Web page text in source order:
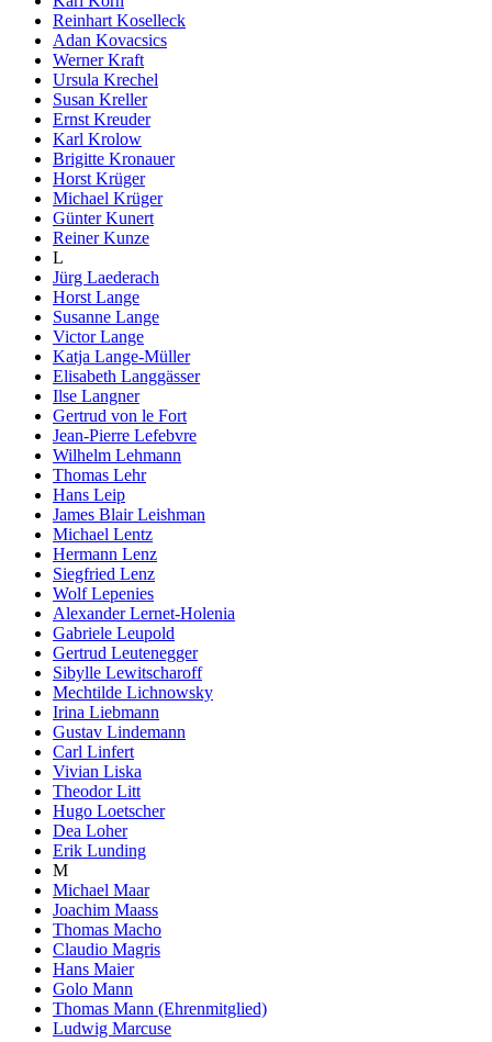
Reinhart Koselleck
Adan Kovacsics
Werner Kraft
Ursula Krechel
Susan Kreller
Ernst Kreuder
Karl Krolow
Brigitte Kronauer
Horst Krüger
Michael Krüger
Günter Kunert
Reiner Kunze
L
Jürg Laederach
Horst Lange
Susanne Lange
Victor Lange
Katja Lange-Müller
Elisabeth Langgässer
Ilse Langner
Gertrud von le Fort
Jean-Pierre Lefebvre
Wilhelm Lehmann
Thomas Lehr
Hans Leip
James Blair Leishman
Michael Lentz
Hermann Lenz
Siegfried Lenz
Wolf Lepenies
Alexander Lernet-Holenia
Gabriele Leupold
Gertrud Leutenegger
Sibylle Lewitscharoff
Mechtilde Lichnowsky
Irina Liebmann
Gustav Lindemann
Carl Linfert
Vivian Liska
Theodor Litt
Hugo Loetscher
Dea Loher
Erik Lunding
M
Michael Maar
Joachim Maass
Thomas Macho
Claudio Magris
Hans Maier
Golo Mann
Thomas Mann (Ehrenmitglied)
Ludwig Marcuse